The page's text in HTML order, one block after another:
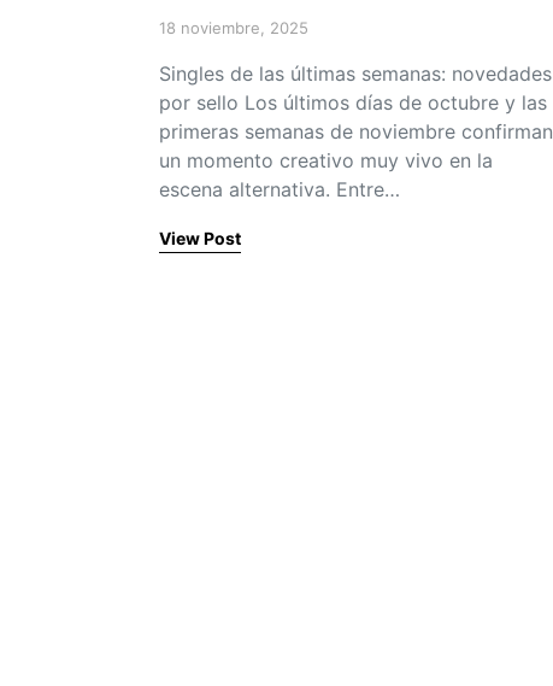
Posted on
18 noviembre, 2025
Singles de las últimas semanas: novedades
por sello Los últimos días de octubre y las
primeras semanas de noviembre confirman
un momento creativo muy vivo en la
escena alternativa. Entre…
View Post